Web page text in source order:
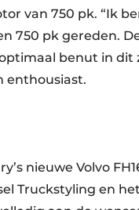
van 750 pk. “Ik
750 pk gereden.
benut in dit
enthousiast.
nieuwe Volvo
Truckstyling en